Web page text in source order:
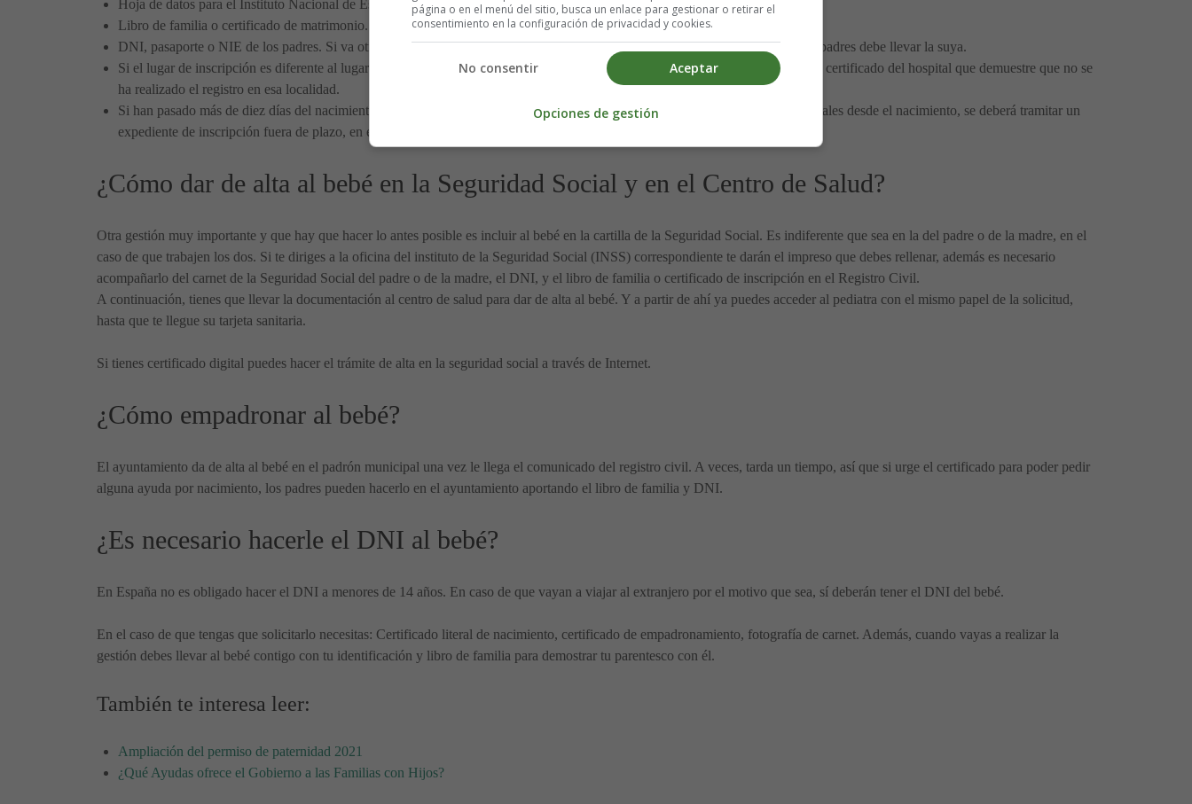
Hoja de datos para el Instituto Nacional de Estadística.
Libro de familia o certificado de matrimonio.
DNI, pasaporte o NIE de los padres. Si va otro familiar a realizar la gestión, además de la documentación identificativa de los padres debe llevar la suya.
Si el lugar de inscripción es diferente al lugar de nacimiento, se debe llevar certificados de empadronamiento de los padres y el certificado del hospital que demuestre que no se
ha realizado el registro en esa localidad.
Si han pasado más de diez días del nacimiento del bebé, habrá que justificar el retraso. Y si se ha sobrepasado los 30 días naturales desde el nacimiento, se deberá tramitar un
expediente de inscripción fuera de plazo, en el mismo registro civil que corresponda.
¿Cómo dar de alta al bebé en la Seguridad Social y en el Centro de Salud?
Otra gestión muy importante y que hay que hacer lo antes posible es incluir al bebé en la cartilla de la Seguridad Social. Es indiferente que sea en la del padre o de la madre, en el
caso de que trabajen los dos. Si te diriges a la oficina del instituto de la Seguridad Social (INSS) correspondiente te darán el impreso que debes rellenar, además es necesario
acompañarlo del carnet de la Seguridad Social del padre o de la madre, el DNI, y el libro de familia o certificado de inscripción en el Registro Civil.
A continuación, tienes que llevar la documentación al centro de salud para dar de alta al bebé. Y a partir de ahí ya puedes acceder al pediatra con el mismo papel de la solicitud,
hasta que te llegue su tarjeta sanitaria.
Si tienes certificado digital puedes hacer el trámite de alta en la seguridad social a través de Internet.
¿Cómo empadronar al bebé?
El ayuntamiento da de alta al bebé en el padrón municipal una vez le llega el comunicado del registro civil. A veces, tarda un tiempo, así que si urge el certificado para poder pedir
alguna ayuda por nacimiento, los padres pueden hacerlo en el ayuntamiento aportando el libro de familia y DNI.
¿Es necesario hacerle el DNI al bebé?
En España no es obligado hacer el DNI a menores de 14 años. En caso de que vayan a viajar al extranjero por el motivo que sea, sí deberán tener el DNI del bebé.
En el caso de que tengas que solicitarlo necesitas: Certificado literal de nacimiento, certificado de empadronamiento, fotografía de carnet. Además, cuando vayas a realizar la
gestión debes llevar al bebé contigo con tu identificación y libro de familia para demostrar tu parentesco con él.
También te interesa leer:
Ampliación del permiso de paternidad 2021
¿Qué Ayudas ofrece el Gobierno a las Familias con Hijos?
página o en el menú del sitio, busca un enlace para gestionar o retirar el
consentimiento en la configuración de privacidad y cookies.
Aceptar
No consentir
Opciones de gestión